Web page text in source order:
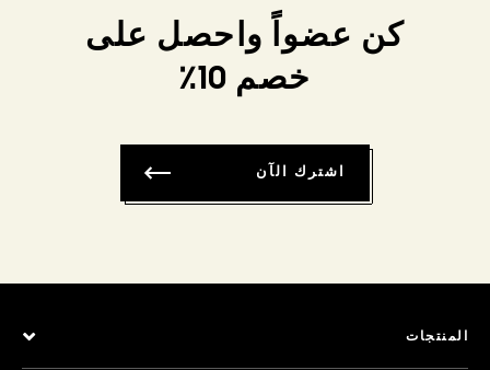
كن عضواً واحصل على
خصم 10٪
اشترك الآن
المنتجات